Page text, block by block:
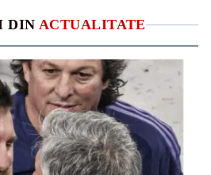
DIN ACTUALITATE